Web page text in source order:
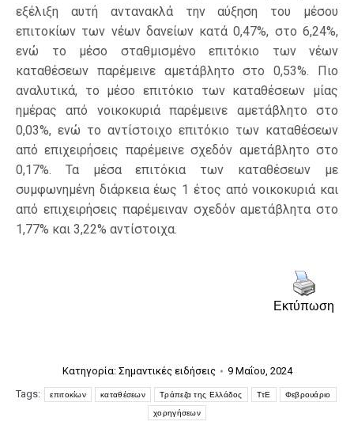
εξέλιξη αυτή αντανακλά την αύξηση του μέσου
επιτοκίων των νέων δανείων κατά 0,47%, στο 6,24%,
ενώ το μέσο σταθμισμένο επιτόκιο των νέων
καταθέσεων παρέμεινε αμετάβλητο στο 0,53%. Πιο
αναλυτικά, το μέσο επιτόκιο των καταθέσεων μίας
ημέρας από νοικοκυριά παρέμεινε αμετάβλητο στο
0,03%, ενώ το αντίστοιχο επιτόκιο των καταθέσεων
από επιχειρήσεις παρέμεινε σχεδόν αμετάβλητο στο
0,17%. Τα μέσα επιτόκια των καταθέσεων με
συμφωνημένη διάρκεια έως 1 έτος από νοικοκυριά και
από επιχειρήσεις παρέμειναν σχεδόν αμετάβλητα στο
1,77% και 3,22% αντίστοιχα.
Εκτύπωση
Κατηγορία: Σημαντικές ειδήσεις
9 Μαΐου, 2024
Tags:
επιτοκίων καταθέσεων Τράπεζα της Ελλάδος ΤτΕ Φεβρουάριο
χορηγήσεων